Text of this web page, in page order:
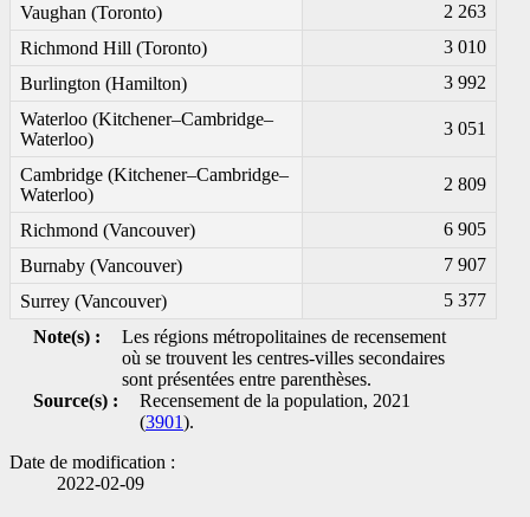
Vaughan (Toronto)
2 263
Richmond Hill (Toronto)
3 010
Burlington (Hamilton)
3 992
Waterloo (Kitchener–Cambridge–
Waterloo)
3 051
Cambridge (Kitchener–Cambridge–
Waterloo)
2 809
Richmond (Vancouver)
6 905
Burnaby (Vancouver)
7 907
Surrey (Vancouver)
5 377
Note(s) :
Les régions métropolitaines de recensement
où se trouvent les centres-villes secondaires
sont présentées entre parenthèses.
Source(s) :
Recensement de la population, 2021
(3901).
Date de modification :
2022-02-09